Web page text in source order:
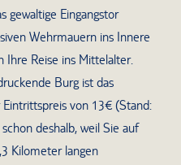
gewaltige Eingangstor
Wehrmauern ins Innere
Ihre Reise ins Mittelalter.
Burg ist das
von 13€ (Stand:
deshalb, weil Sie auf
Kilometer langen